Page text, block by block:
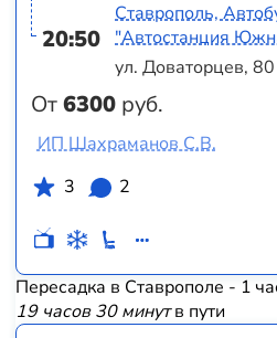
20:50
От6300 руб.
Ставрополь,
"Автостанция
ул. Доваторцев, 80
ИП Шахраманов С.В.
3
2
Пересадка в Ставрополе - 1
19 часов 30 минутв пути